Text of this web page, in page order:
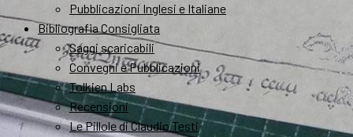
Pubblicazioni Inglesi e Italiane
Bibliografia Consigliata
Saggi scaricabili
Convegni e Pubblicazioni
Tolkien Labs
Recensioni
Le Pillole di Claudio Testi